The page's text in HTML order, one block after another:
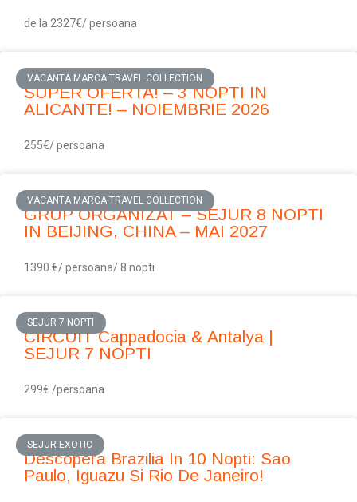
de la 2327€/ persoana
VACANTA MARCA TRAVEL COLLECTION
SUPER OFERTA! – 3 NOPTI IN
ALICANTE! – NOIEMBRIE 2026
255€/ persoana
VACANTA MARCA TRAVEL COLLECTION
GRUP ORGANIZAT – SEJUR 8 NOPTI
IN BEIJING, CHINA – MAI 2027
1390 €/ persoana/ 8 nopti
SEJUR 7 NOPTI
CIRCUIT Cappadocia & Antalya |
SEJUR 7 NOPTI
299€ /persoana
SEJUR EXOTIC
Descopera Brazilia In 10 Nopti: Sao
Paulo, Iguazu Si Rio De Janeiro!